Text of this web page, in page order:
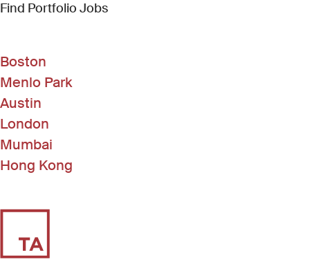
Find Portfolio Jobs(Link opens in new window)
Boston
Menlo Park
Austin
London
Mumbai
Hong Kong